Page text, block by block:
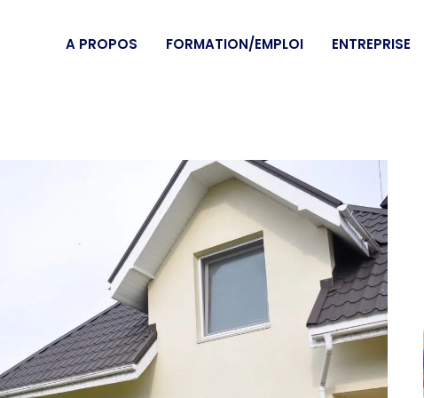
A PROPOS FORMATION/EMPLOI ENTREPRISE